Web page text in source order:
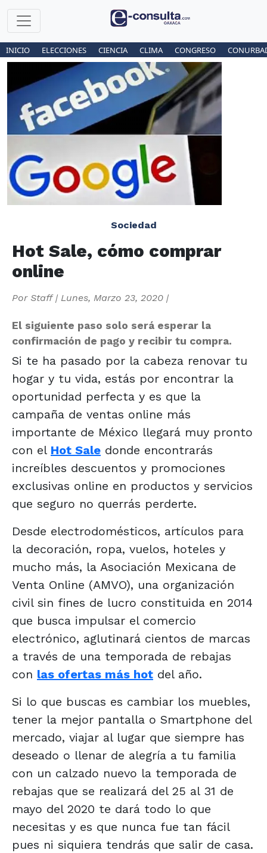
INICIO ELECCIONES CIENCIA CLIMA CONGRESO
Sociedad
Hot Sale, cómo comprar
online
Por Staff| Lunes, Marzo 23, 2020 |
El siguiente paso solo será esperar la
confirmación de pago y recibir tu compra.
Si te ha pasado por la cabeza renovar tu
hogar y tu vida, estás por encontrar la
oportunidad perfecta y es que la
campaña de ventas online más
importante de México llegará muy pronto
con el Hot Sale donde encontrarás
increíbles descuentos y promociones
exclusivas online en productos y servicios
que seguro no querrás perderte.
Desde electrodomésticos, artículos para
la decoración, ropa, vuelos, hoteles y
mucho más, la Asociación Mexicana de
Venta Online (AMVO), una organización
civil sin fines de lucro constituida en 2014
que busca impulsar el comercio
electrónico, aglutinará cientos de marcas
a través de una temporada de rebajas
con las ofertas más hot del año.
Si lo que buscas es cambiar los muebles,
tener la mejor pantalla o Smartphone del
mercado, viajar al lugar que siempre has
deseado o llenar de alegría a tu familia
con un calzado nuevo la temporada de
rebajas que se realizará del 25 al 31 de
mayo del 2020 te dará todo lo que
necesitas y es que nunca fue tan fácil
pues ni siquiera tendrás que salir de casa.